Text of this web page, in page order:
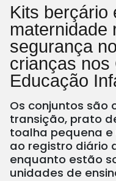
Kits berçário
maternidade
segurança
crianças nos
Educação
Os conjuntos são
transição, prato
toalha pequena
ao registro diário
enquanto estão
unidades de